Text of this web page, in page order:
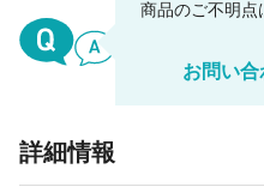
商品のご不明点
お問い
詳細情報